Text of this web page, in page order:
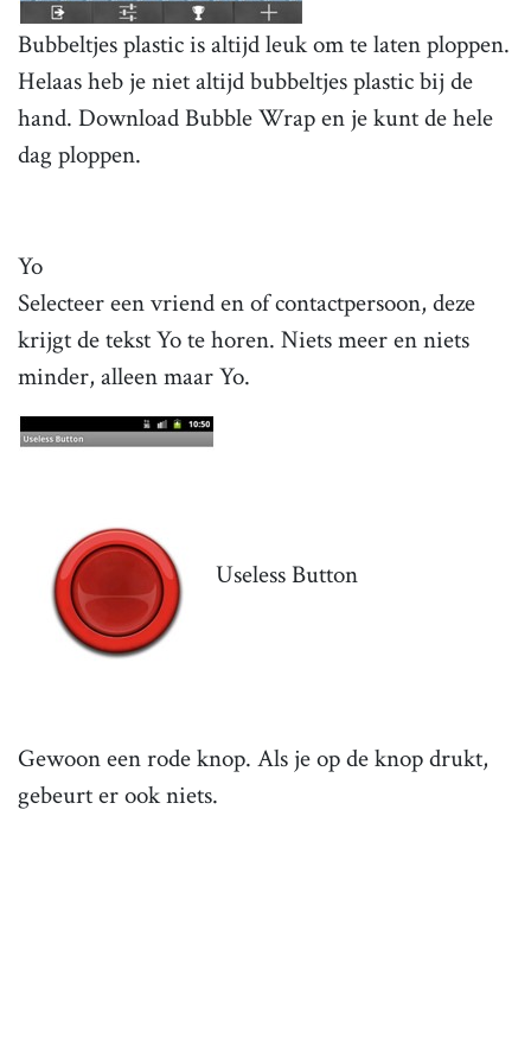
Bubbeltjes plastic is altijd leuk om te laten ploppen.
Helaas heb je niet altijd bubbeltjes plastic bij de
hand. Download Bubble Wrap en je kunt de hele
dag ploppen.
Yo
Selecteer een vriend en of contactpersoon, deze
krijgt de tekst Yo te horen. Niets meer en niets
minder, alleen maar Yo.
Useless Button
Gewoon een rode knop. Als je op de knop drukt,
gebeurt er ook niets.